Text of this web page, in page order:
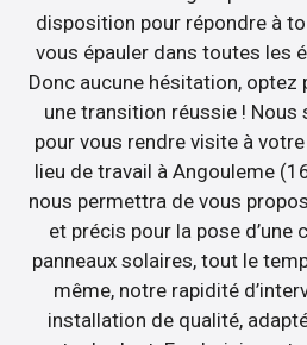
disposition pour répondre à
vous épauler dans toutes les
Donc aucune hésitation, optez
une transition réussie !
pour vous rendre visite à
lieu de travail à Angouleme
nous permettra de vous
et précis pour la pose d’une
panneaux solaires, tout le
même, notre rapidité
installation de qualité,